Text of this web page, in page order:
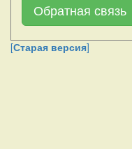
Обратная связь
[Старая версия]